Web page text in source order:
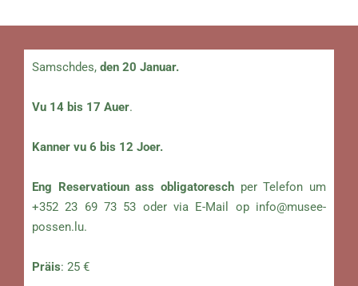
Samschdes, den 20 Januar.
Vu 14 bis 17 Auer.
Kanner vu 6 bis 12 Joer.
Eng Reservatioun ass obligatoresch per Telefon um
+352 23 69 73 53 oder via E-Mail op info@musee-
possen.lu.
Präis: 25 €